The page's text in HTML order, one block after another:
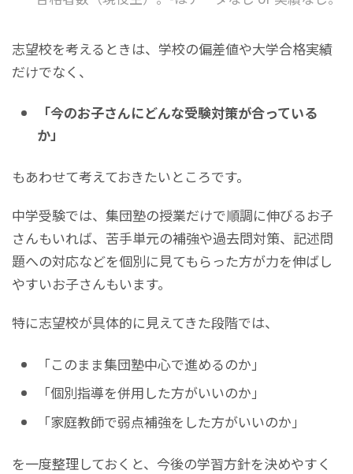
志望校を考えるときは、学校の偏差値や大学合格実績
だけでなく、
「今のお子さんにどんな受験対策が合っている
か」
もあわせて考えておきたいところです。
中学受験では、集団塾の授業だけで順調に伸びるお子
さんもいれば、苦手単元の補強や過去問対策、記述問
題への対応などを個別に見てもらった方が力を伸ばし
やすいお子さんもいます。
特に志望校が具体的に見えてきた段階では、
「このまま集団塾中心で進めるのか」
「個別指導を併用した方がいいのか」
「家庭教師で弱点補強をした方がいいのか」
を一度整理しておくと、今後の学習方針を決めやすく